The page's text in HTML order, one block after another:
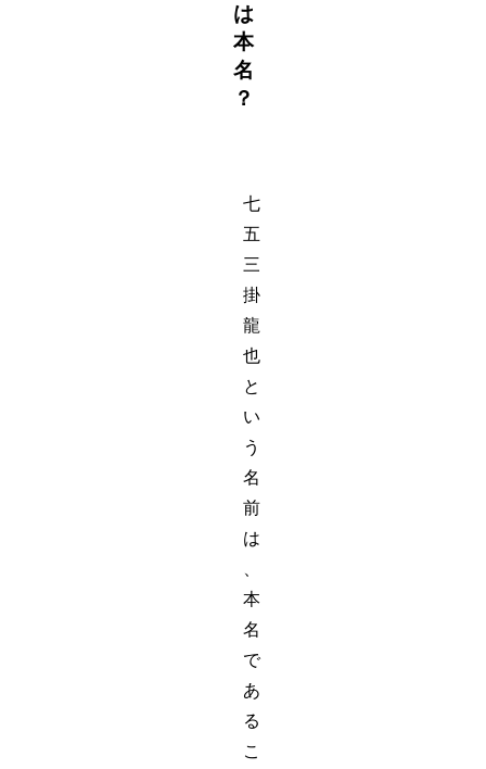
は
本
名
？
七
五
三
掛
龍
也
と
い
う
名
前
は
本
名
で
あ
る
こ